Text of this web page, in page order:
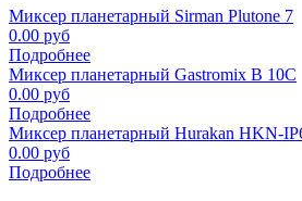
Миксер планетарный Sirman Plutone 7
0.00 руб
Подробнее
Миксер планетарный Gastromix B 10C
0.00 руб
Подробнее
Миксер планетарный Hurakan HKN-
0.00 руб
Подробнее